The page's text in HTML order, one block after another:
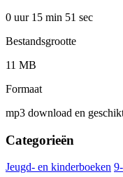
0 uur 15 min 51 sec
Bestandsgrootte
11 MB
Formaat
mp3 download en
Categorieën
Jeugd- en kinderboeken